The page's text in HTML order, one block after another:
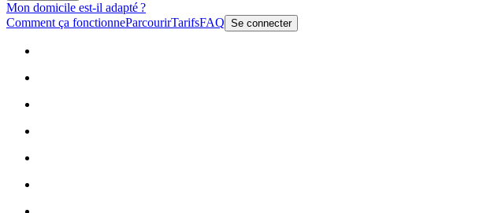
Mon domicile est-il adapté ?
Comment ça fonctionneParcourirTarifsFAQ Se connecter